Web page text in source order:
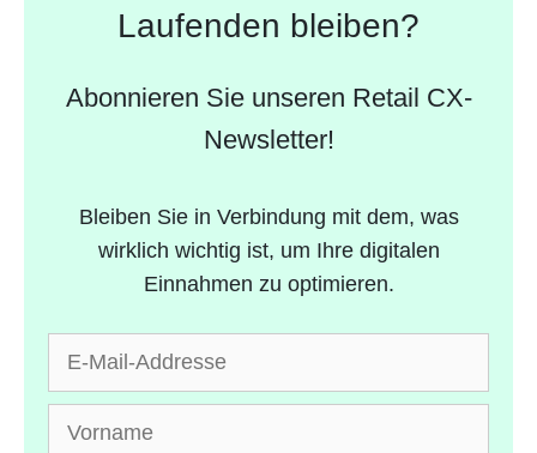
Laufenden bleiben?
Abonnieren Sie unseren Retail CX-
Newsletter!
Bleiben Sie in Verbindung mit dem, was
wirklich wichtig ist, um Ihre digitalen
Einnahmen zu optimieren.